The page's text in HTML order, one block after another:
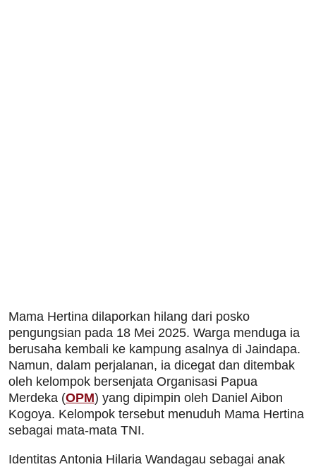
Mama Hertina dilaporkan hilang dari posko
pengungsian pada 18 Mei 2025. Warga menduga ia
berusaha kembali ke kampung asalnya di Jaindapa.
Namun, dalam perjalanan, ia dicegat dan ditembak
oleh kelompok bersenjata Organisasi Papua
Merdeka (OPM) yang dipimpin oleh Daniel Aibon
Kogoya. Kelompok tersebut menuduh Mama Hertina
sebagai mata-mata TNI.
Identitas Antonia Hilaria Wandagau sebagai anak